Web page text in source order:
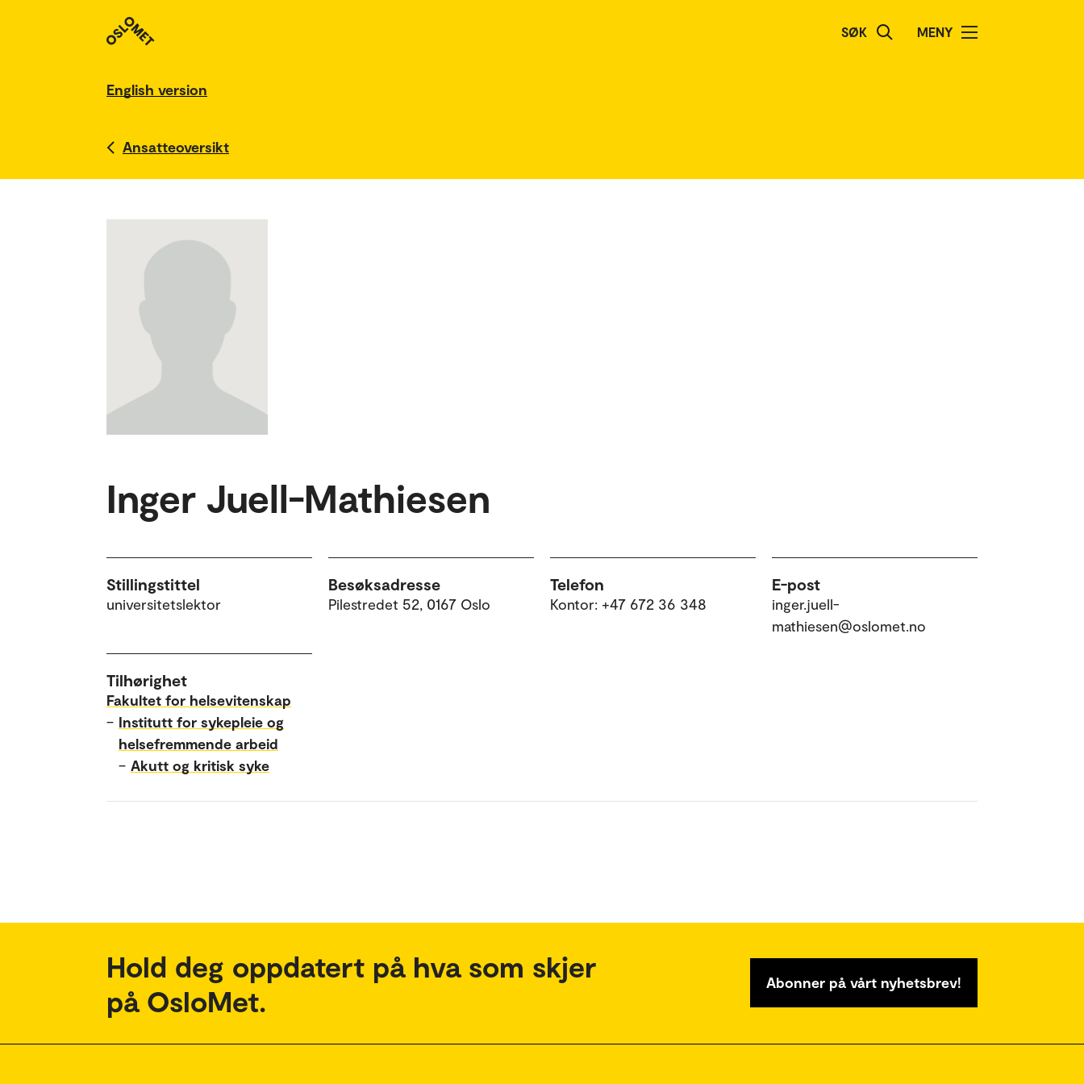
SØK MENY
English version
Ansatteoversikt
Inger Juell-Mathiesen
Stillingstittel
universitetslektor
Besøksadresse
Pilestredet 52, 0167 Oslo
Telefon
Kontor: +47 672 36 348
E-post
inger.juell-
mathiesen@oslomet.no
Tilhørighet
Fakultet for helsevitenskap
– Institutt for sykepleie og
helsefremmende arbeid
– Akutt og kritisk syke
Hold deg oppdatert på hva som skjer
på OsloMet.
Abonner på vårt nyhetsbrev!